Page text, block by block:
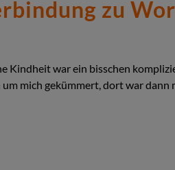
zu
Kindheit war ein bisschen
mich gekümmert, dort war